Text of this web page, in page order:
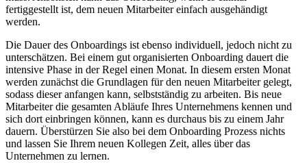
fertiggestellt ist, dem neuen Mitarbeiter einfach ausgehändigt
werden.
Die Dauer des Onboardings ist ebenso individuell, jedoch nicht zu
unterschätzen. Bei einem gut organisierten Onboarding dauert die
intensive Phase in der Regel einen Monat. In diesem ersten Monat
werden zunächst die Grundlagen für den neuen Mitarbeiter gelegt,
sodass dieser anfangen kann, selbstständig zu arbeiten. Bis neue
Mitarbeiter die gesamten Abläufe Ihres Unternehmens kennen und
sich dort einbringen können, kann es durchaus bis zu einem Jahr
dauern. Überstürzen Sie also bei dem Onboarding Prozess nichts
und lassen Sie Ihrem neuen Kollegen Zeit, alles über das
Unternehmen zu lernen.